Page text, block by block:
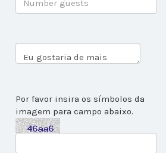
Por favor insira os símbolos da
imagem para campo abaixo.